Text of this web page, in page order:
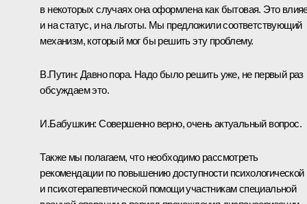
в некоторых случаях она оформлена как бытовая. Это
и на статус, и на льготы. Мы предложили соответствующий
механизм, который мог бы решить эту проблему.
В.Путин: Давно пора. Надо было решить уже, не первый раз
обсуждаем это.
И.Бабушкин: Совершенно верно, очень актуальный вопрос.
Также мы полагаем, что необходимо рассмотреть
рекомендации по повышению доступности психологической
и психотерапевтической помощи участникам специальной